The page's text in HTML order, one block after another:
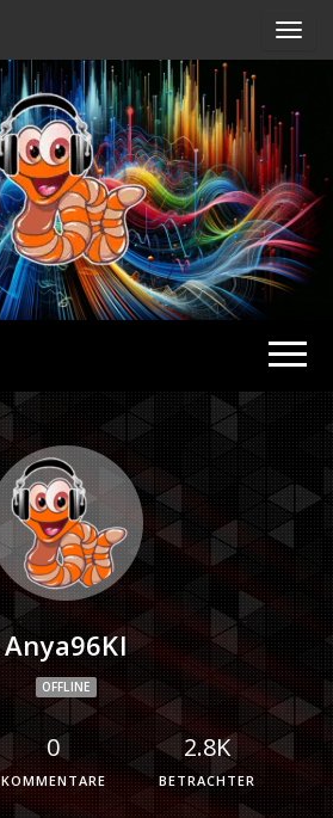
Radio
Anya96Kl
OFFLINE
0
KOMMENTARE
2.8K
BETRACHTER